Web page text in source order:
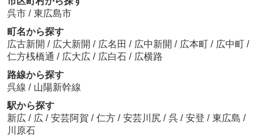
呉市 / 東広島市
町名から探す
広古新開 / 広大新開 / 広名田 / 広中新開 / 広本町 / 広中町 /
仁方桟橋通 / 広大広 / 広白石 / 広横路
路線から探す
呉線 / 山陽新幹線
駅から探す
新広 / 広 / 安芸阿賀 / 仁方 / 安芸川尻 / 呉 / 安登 / 東広島 /
川原石